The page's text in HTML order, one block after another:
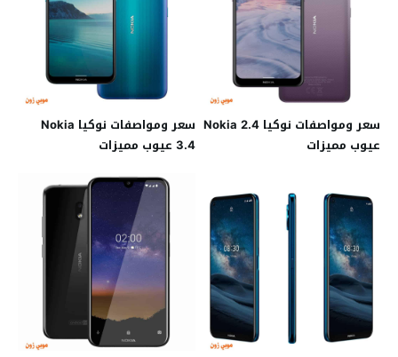
سعر ومواصفات نوكيا Nokia 2.4
عيوب مميزات
سعر ومواصفات نوكيا Nokia
3.4 عيوب مميزات